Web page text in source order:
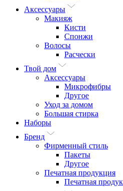
Аксессуары
Макияж
Кисти
Спонжи
Волосы
Расчески
Твой дом
Аксессуары
Микрофибры
Другое
Уход за домом
Большая стирка
Наборы
Бренд
Фирменный стиль
Пакеты
Другое
Печатная продукция
Печатная